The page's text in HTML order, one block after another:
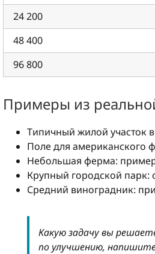
24 200
48 400
96 800
Примеры из
Типичный жилой участок
Поле для американского
Небольшая ферма:
Крупный городской парк:
Средний виноградник:
Какую задачу вы
по улучшению,